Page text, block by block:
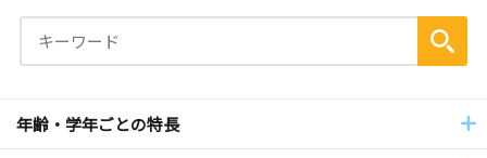
年齢・学年ごとの特長